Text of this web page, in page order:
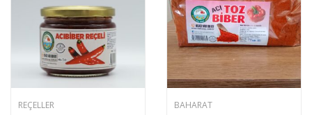
REÇELLER BAHARAT